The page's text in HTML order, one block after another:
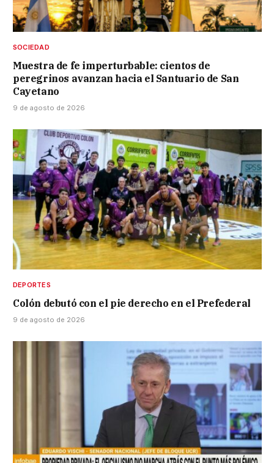
SOCIEDAD
Muestra de fe imperturbable: cientos de
peregrinos avanzan hacia el Santuario de San
Cayetano
9 de agosto de 2026
DEPORTES
Colón debutó con el pie derecho en el Prefederal
9 de agosto de 2026